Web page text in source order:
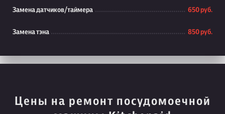
Замена датчиков/таймера 650 руб.
Замена тэна 850 руб.
Цены на ремонт посудомоечной